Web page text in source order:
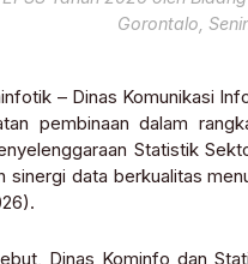
Gorontalo,
– Dinas Komunikasi
pembinaan dalam
Statistik
sinergi data berkualitas
Dinas Kominfo dan